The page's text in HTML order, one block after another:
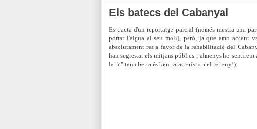
Els batecs del Cabanyal
Es tracta d'un reportatge parcial (només mostra una
portar l'aigua al seu molí), però, ja que amb accent
absolutament res a favor de la rehabilitació del
han segrestat els mitjans públics-, almenys ho
la "o" tan oberta és ben característic del terreny!):